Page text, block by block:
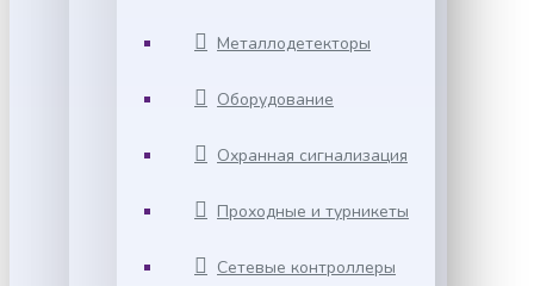
Металлодетекторы
Оборудование
Охранная сигнализация
Проходные и турникеты
Сетевые контроллеры